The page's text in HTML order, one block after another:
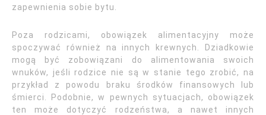
zapewnienia sobie bytu.
Poza rodzicami, obowiązek alimentacyjny może
spoczywać również na innych krewnych. Dziadkowie
mogą być zobowiązani do alimentowania swoich
wnuków, jeśli rodzice nie są w stanie tego zrobić, na
przykład z powodu braku środków finansowych lub
śmierci. Podobnie, w pewnych sytuacjach, obowiązek
ten może dotyczyć rodzeństwa, a nawet innych